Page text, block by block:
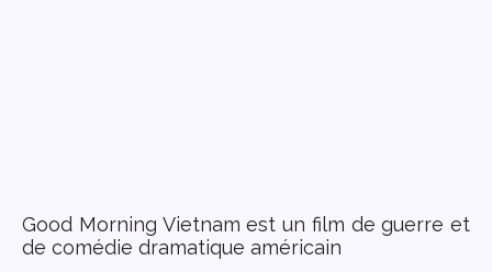
Good Morning Vietnam est un film de guerre et
de comédie dramatique américain